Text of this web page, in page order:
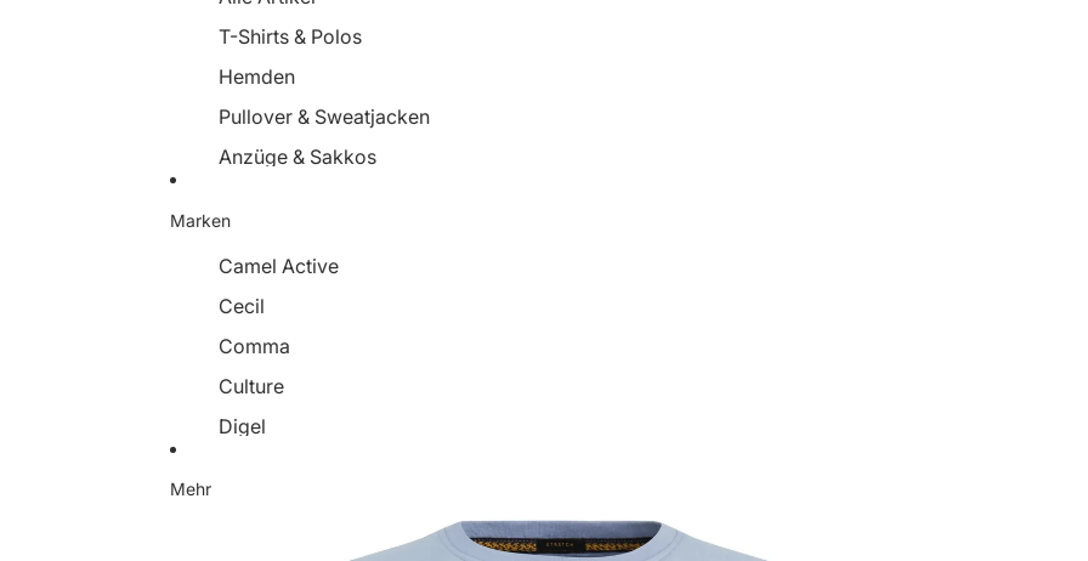
Röcke
Jeans & Hosen
Shorts
Jacken & Mäntel
Blazer
Strumpfhosen
Hüte & Mützen
Schals & Tücher
T-Shirts & Polos
Hemden
Pullover & Sweatjacken
Anzüge & Sakkos
Shorts
Schuhe
Accessoires
Marken
Camel Active
Cecil
Comma
Culture
Digel
Mehr